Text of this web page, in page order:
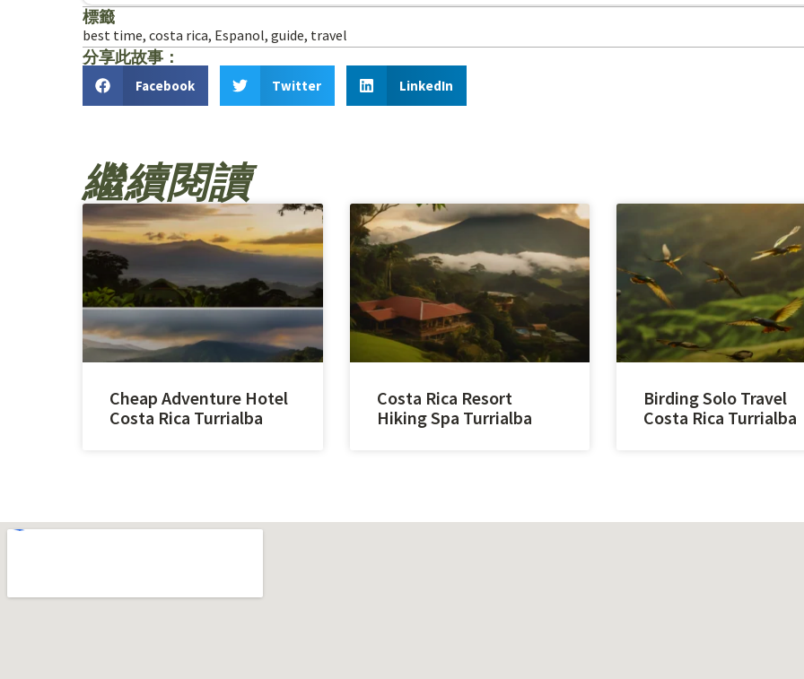
標籤
best time, costa rica, Espanol, guide, travel
分享此故事：
Facebook Twitter LinkedIn
繼續閱讀
Cheap Adventure Hotel
Costa Rica Turrialba
Costa Rica Resort
Hiking Spa Turrialba
Birding Solo Travel
Costa Rica Turrialba